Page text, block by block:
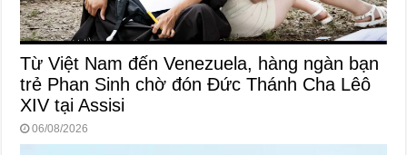
Từ Việt Nam đến Venezuela, hàng ngàn bạn
trẻ Phan Sinh chờ đón Đức Thánh Cha Lêô
XIV tại Assisi
06/08/2026